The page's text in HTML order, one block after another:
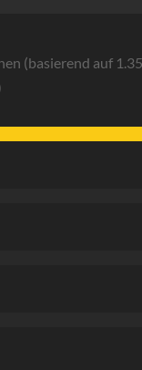
(basierend auf